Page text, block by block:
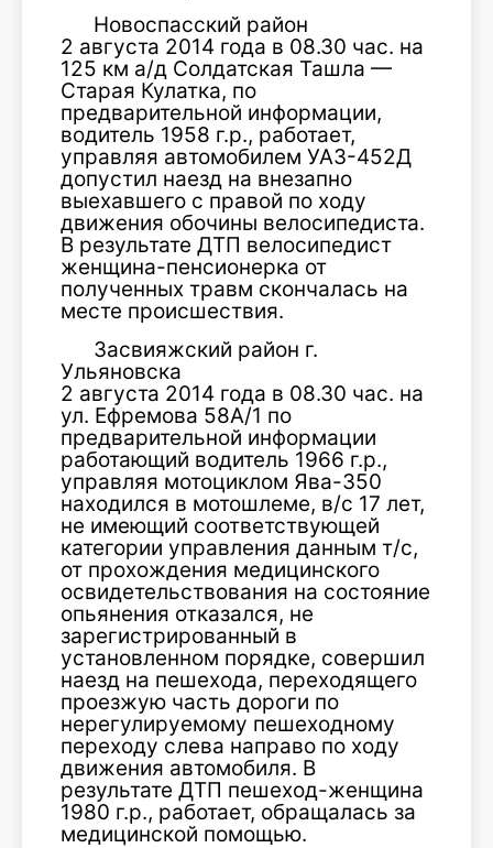
Новоспасский район
2 августа 2014 года в 08.30 час. на
125 км а/д Солдатская Ташла —
Старая Кулатка, по
предварительной информации,
водитель 1958 г.р., работает,
управляя автомобилем УАЗ-452Д
допустил наезд на внезапно
выехавшего с правой по ходу
движения обочины велосипедиста.
В результате ДТП велосипедист
женщина-пенсионерка от
полученных травм скончалась на
месте происшествия.
Засвияжский район г.
Ульяновска
2 августа 2014 года в 08.30 час. на
ул. Ефремова 58А/1 по
предварительной информации
работающий водитель 1966 г.р.,
управляя мотоциклом Ява-350
находился в мотошлеме, в/с 17 лет,
не имеющий соответствующей
категории управления данным т/с,
от прохождения медицинского
освидетельствования на состояние
опьянения отказался, не
зарегистрированный в
установленном порядке, совершил
наезд на пешехода, переходящего
проезжую часть дороги по
нерегулируемому пешеходному
переходу слева направо по ходу
движения автомобиля. В
результате ДТП пешеход-женщина
1980 г.р., работает, обращалась за
медицинской помощью.